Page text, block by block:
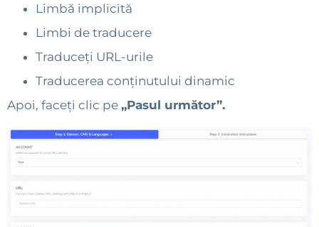
Limbă implicită
Limbi de traducere
Traduceți URL-urile
Traducerea conținutului dinamic
Apoi, faceți clic pe „Pasul următor”.